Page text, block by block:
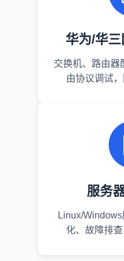
华为/华
交换机、路由器
由协议调试
服务
Linux/
化、故障排